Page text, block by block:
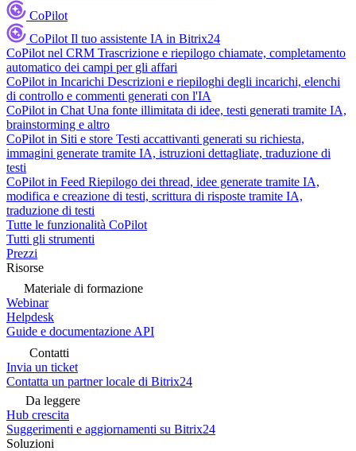
CoPilot
CoPilot Il tuo assistente IA in Bitrix24
CoPilot nel CRM Trascrizione e riepilogo chiamate, completamento
automatico dei campi per gli affari
CoPilot in Incarichi Descrizioni e riepiloghi degli incarichi, elenchi
di controllo e commenti generati con l'IA
CoPilot in Chat Una fonte illimitata di idee, testi generati tramite IA,
brainstorming e altro
CoPilot in Siti e store Testi accattivanti generati su richiesta,
immagini generate tramite IA, istruzioni dettagliate, traduzione di
testi
CoPilot in Feed Riepilogo dei thread, idee generate tramite IA,
modifica e creazione di testi, scrittura di risposte tramite IA,
traduzione di testi
Tutte le funzionalità CoPilot
Tutti gli strumenti
Prezzi
Risorse
Materiale di formazione
Webinar
Helpdesk
Guide e documentazione API
Contatti
Invia un ticket
Contatta un partner locale di Bitrix24
Da leggere
Hub crescita
Suggerimenti e aggiornamenti su Bitrix24
Soluzioni